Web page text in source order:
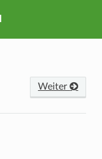
Weiter